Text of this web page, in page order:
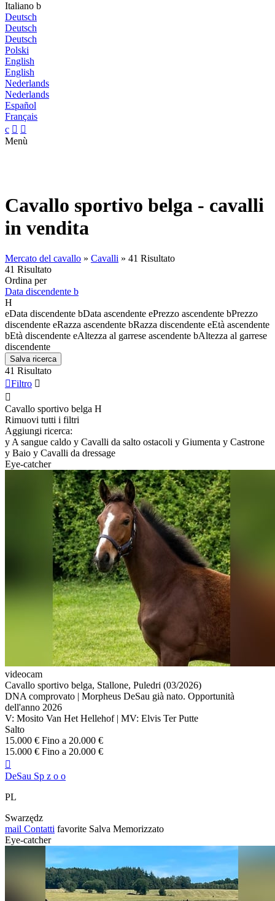
Italiano b
Deutsch
Deutsch
Deutsch
Polski
English
English
Nederlands
Nederlands
Español
Français
c  
Menù
Cavallo sportivo belga - cavalli
in vendita
Mercato del cavallo » Cavalli » 41 Risultato
41 Risultato
Ordina per
Data discendente b
H
eData discendente bData ascendente ePrezzo ascendente bPrezzo
discendente eRazza ascendente bRazza discendente eEtà ascendente
bEtà discendente eAltezza al garrese ascendente bAltezza al garrese
discendente
Salva ricerca
41 Risultato
Filtro 

Cavallo sportivo belga H
Rimuovi tutti i filtri
Aggiungi ricerca:
y A sangue caldo y Cavalli da salto ostacoli y Giumenta y Castrone
y Baio y Cavalli da dressage
Eye-catcher
videocam
Cavallo sportivo belga, Stallone, Puledri (03/2026)
DNA comprovato | Morpheus DeSau già nato. Opportunità
dell'anno 2026
V: Mosito Van Het Hellehof | MV: Elvis Ter Putte
Salto
15.000 € Fino a 20.000 €
15.000 € Fino a 20.000 €

DeSau Sp z o o
PL
Swarzędz
mail Contatti favorite Salva Memorizzato
Eye-catcher